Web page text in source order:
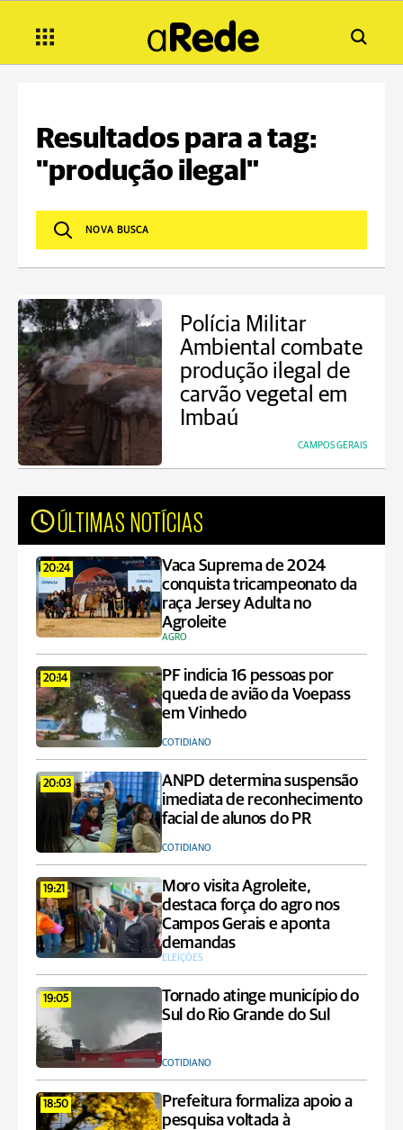
Resultados para a tag:
"produção ilegal"
Polícia Militar
Ambiental combate
produção ilegal de
carvão vegetal em
Imbaú
CAMPOS GERAIS
ÚLTIMAS NOTÍCIAS
20:24
Vaca Suprema de 2024
conquista tricampeonato da
raça Jersey Adulta no
Agroleite
AGRO
20:14
PF indicia 16 pessoas por
queda de avião da Voepass
em Vinhedo
COTIDIANO
20:03
ANPD determina suspensão
imediata de reconhecimento
facial de alunos do PR
COTIDIANO
19:21
Moro visita Agroleite,
destaca força do agro nos
Campos Gerais e aponta
demandas
ELEIÇÕES
19:05
Tornado atinge município do
Sul do Rio Grande do Sul
COTIDIANO
18:50
Prefeitura formaliza apoio a
pesquisa voltada à